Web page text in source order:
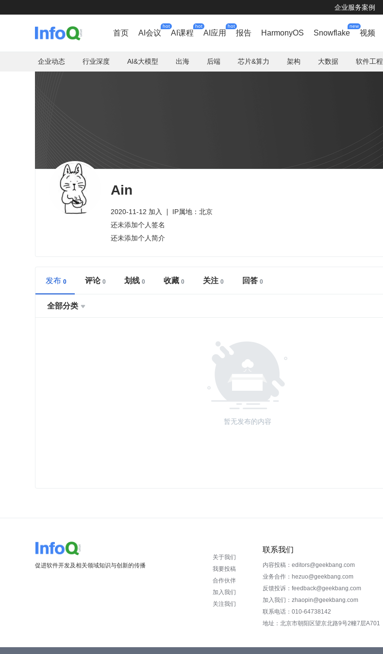
企业服务案例
首页 AI会议
hot
AI课程
hot
AI应用
hot
报告 HarmonyOS Snowflake
new
视频
企业动态 行业深度 AI&大模型 出海 后端 芯片&算力 架构 大数据 软件工程
Ain
2020-11-12 加入
IP属地：北京
还未添加个人签名
还未添加个人简介
发布 评论 划线 收藏 关注 回答
全部分类 
暂无发布的内容
促进软件开发及相关领域知识与创新的传播
关于我们
我要投稿
合作伙伴
加入我们
关注我们
联系我们
内容投稿：editors@geekbang.com
业务合作：hezuo@geekbang.com
反馈投诉：feedback@geekbang.com
加入我们：zhaopin@geekbang.com
联系电话：010-64738142
地址：北京市朝阳区望京北路9号2幢7层A701